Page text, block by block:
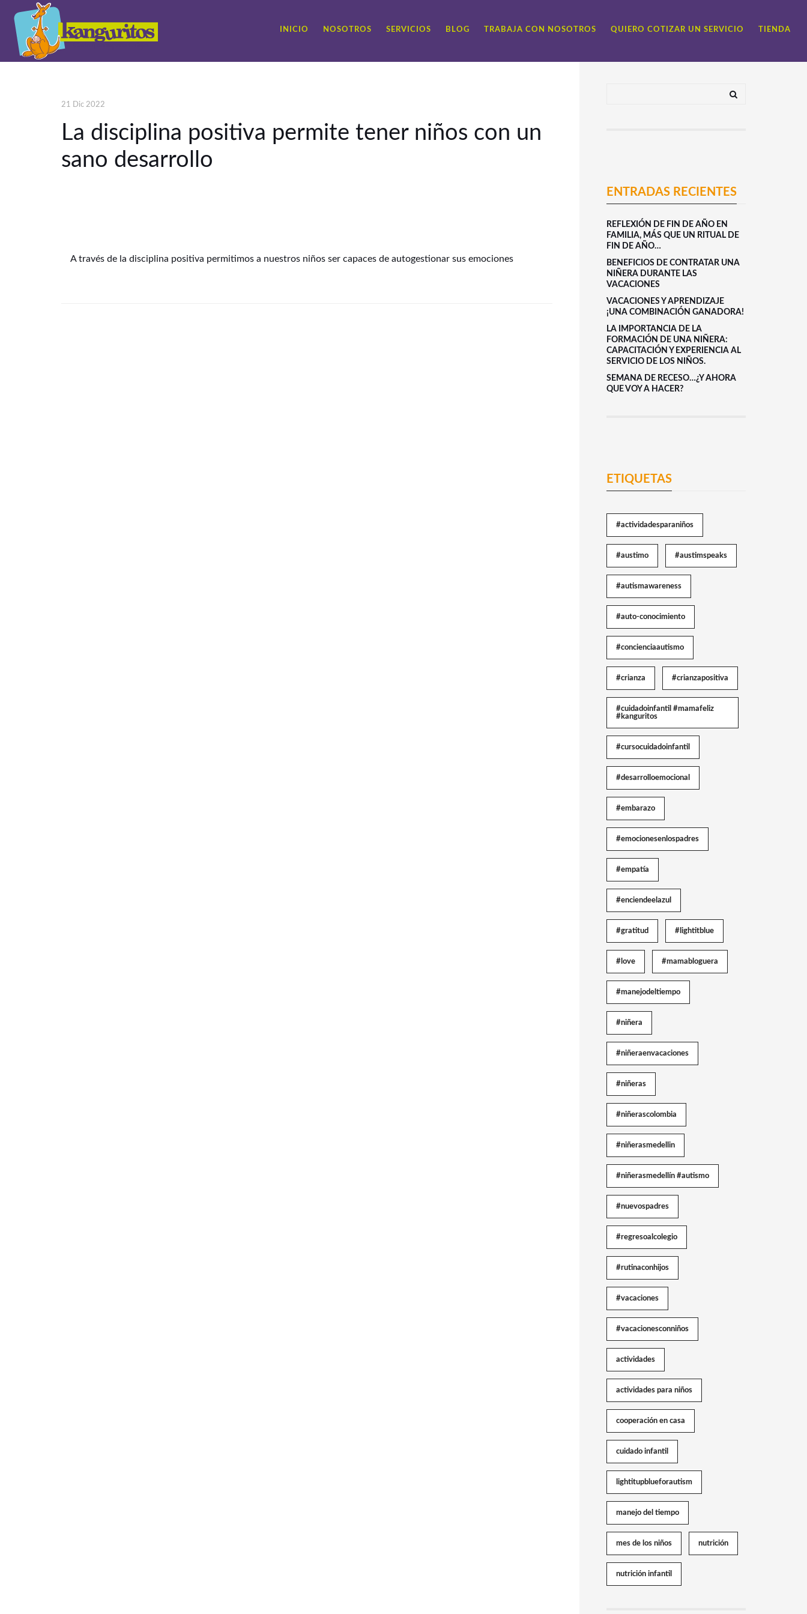
INICIO NOSOTROS SERVICIOS BLOG TRABAJA CON NOSOTROS QUIERO COTIZAR UN SERVICIO TIENDA
21 Dic 2022
La disciplina positiva permite tener niños con un
sano desarrollo
A través de la disciplina positiva permitimos a nuestros niños ser capaces de autogestionar sus emociones
ENTRADAS RECIENTES
REFLEXIÓN DE FIN DE AÑO EN
FAMILIA, MÁS QUE UN RITUAL DE
FIN DE AÑO…
BENEFICIOS DE CONTRATAR UNA
NIÑERA DURANTE LAS
VACACIONES
VACACIONES Y APRENDIZAJE
¡UNA COMBINACIÓN GANADORA!
LA IMPORTANCIA DE LA
FORMACIÓN DE UNA NIÑERA:
CAPACITACIÓN Y EXPERIENCIA AL
SERVICIO DE LOS NIÑOS.
SEMANA DE RECESO…¿Y AHORA
QUE VOY A HACER?
ETIQUETAS
#actividadesparaniños
#austimo #austimspeaks
#autismawareness
#auto-conocimiento
#concienciaautismo
#crianza #crianzapositiva
#cuidadoinfantil #mamafeliz
#kanguritos
#cursocuidadoinfantil
#desarrolloemocional
#embarazo
#emocionesenlospadres
#empatía
#enciendeelazul
#gratitud #lightitblue
#love #mamabloguera
#manejodeltiempo
#niñera
#niñeraenvacaciones
#niñeras
#niñerascolombia
#niñerasmedellin
#niñerasmedellín #autismo
#nuevospadres
#regresoalcolegio
#rutinaconhijos
#vacaciones
#vacacionesconniños
actividades
actividades para niños
cooperación en casa
cuidado infantil
lightitupblueforautism
manejo del tiempo
mes de los niños nutrición
nutrición infantil